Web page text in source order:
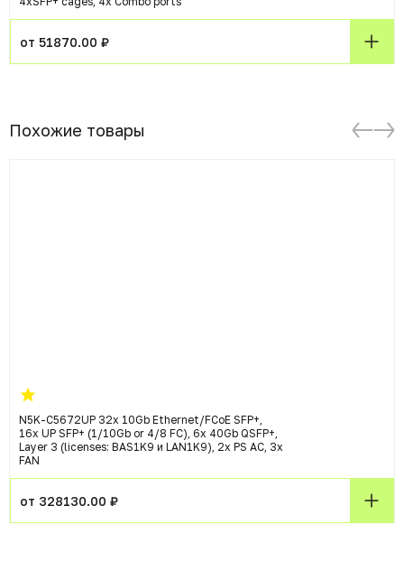
от 51870.00 ₽
Похожие товары
N5K-C5672UP 32x 10Gb Ethernet/FCoE SFP+,
16x UP SFP+ (1/10Gb or 4/8 FC), 6x 40Gb QSFP+,
Layer 3 (licenses: BAS1K9 и LAN1K9), 2x PS AC, 3x
FAN
от 328130.00 ₽